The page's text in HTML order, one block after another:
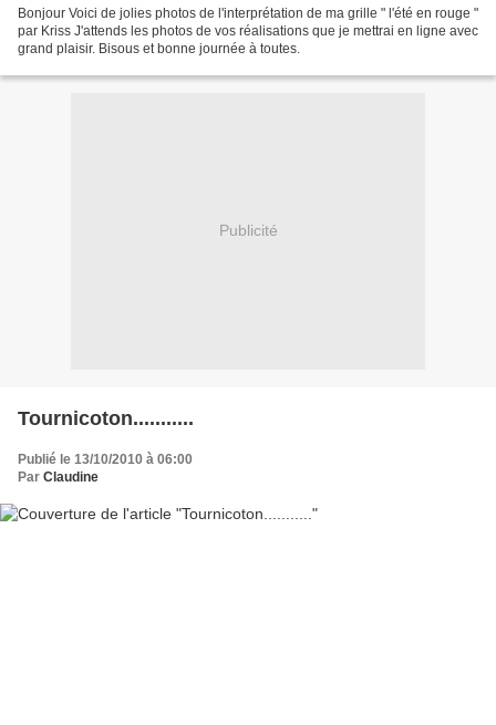
Bonjour Voici de jolies photos de l'interprétation de ma grille " l'été en rouge "
par Kriss J'attends les photos de vos réalisations que je mettrai en ligne avec
grand plaisir. Bisous et bonne journée à toutes.
Publicité
Tournicoton...........
Publié le 13/10/2010 à 06:00
Par Claudine